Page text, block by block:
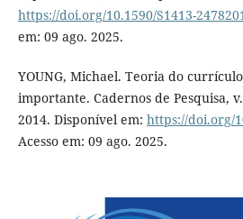
https://doi.org/10.1590/S1413-
em: 09 ago. 2025.
YOUNG, Michael. Teoria do
importante. Cadernos de Pesquisa,
2014. Disponível em: https://doi.org/
Acesso em: 09 ago. 2025.